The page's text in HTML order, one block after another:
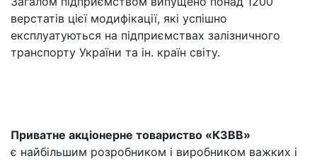
верстатів цієї модифікації, які успішно
експлуатуються на підприємствах залізничного
транспорту України та ін. країн світу.
Приватне акціонерне товариство «КЗВВ»
є найбільшим розробником і виробником важких і